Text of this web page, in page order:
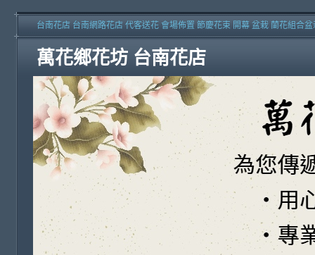
萬花鄉花坊 台南花店
台南花店 台南網路花店 代客送花 會場佈置 節慶花束 開幕 盆栽 蘭花組合